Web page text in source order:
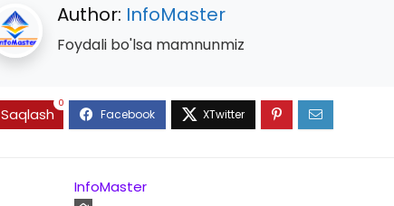
Author: InfoMaster
Foydali bo'lsa mamnunmiz
Saqlash
0
InfoMaster